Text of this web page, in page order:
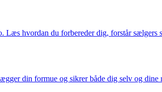
hvordan du forbereder dig, forstår sælgers
din formue og sikrer både dig selv og dine